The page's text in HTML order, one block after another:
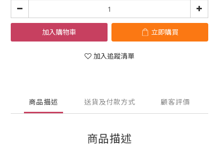
加入購物車 立即購買
加入追蹤清單
商品描述 送貨及付款方式 顧客評價
商品描述